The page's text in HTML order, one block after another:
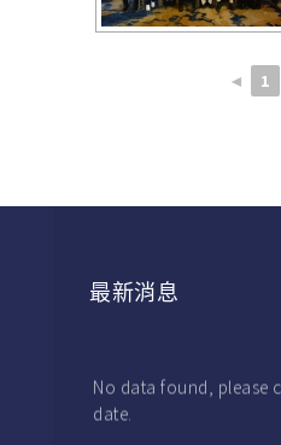
◄ 1
最新消息
date.